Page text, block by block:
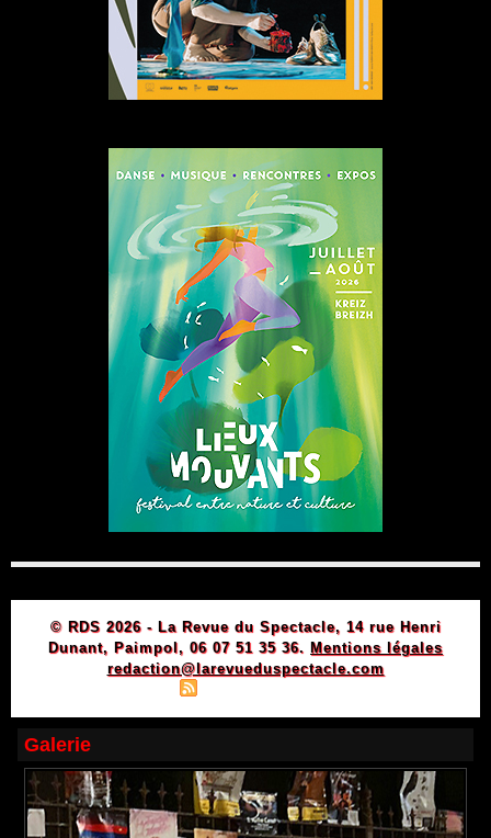
© RDS 2026 - La Revue du Spectacle, 14 rue Henri
Dunant, Paimpol, 06 07 51 35 36. Mentions légales
redaction@larevueduspectacle.com
Galerie